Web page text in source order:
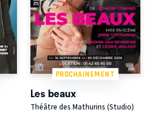
PROCHAINEMENT
Les beaux
Théâtre des Mathurins (Studio)